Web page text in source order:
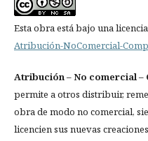
Esta obra está bajo una
Atribución-NoComercial-
Atribución– No comercial
permite a otros distribuir,
obra de modo no comercial,
licencien sus nuevas